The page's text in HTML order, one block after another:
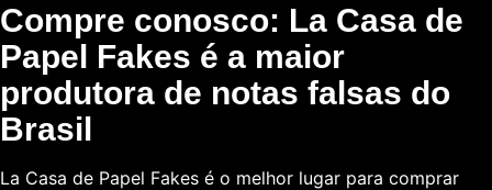
Compre conosco: La Casa de
Papel Fakes é a maior
produtora de notas falsas do
Brasil
La Casa de Papel Fakes é o melhor lugar para comprar